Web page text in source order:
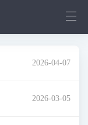
2026-04-07
2026-03-05